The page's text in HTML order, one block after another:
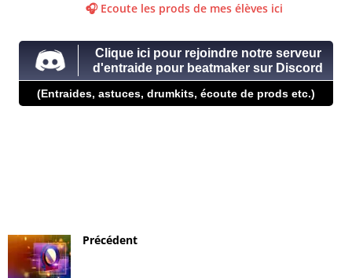
🎧 Ecoute les prods de mes élèves ici
Clique ici pour rejoindre notre serveur
d'entraide pour beatmaker sur Discord
(Entraides, astuces, drumkits, écoute de prods etc.)
Précédent